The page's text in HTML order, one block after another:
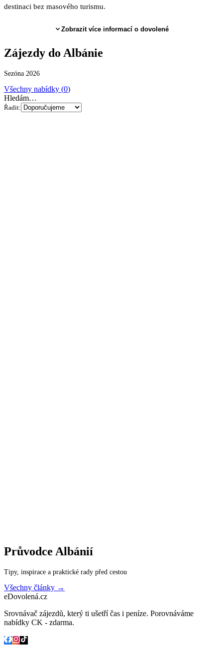
destinaci bez masového turismu.
Zobrazit více informací o dovolené
Zájezdy do Albánie
Sezóna 2026
Všechny nabídky (0)
Hledám…
Řadit:
Průvodce Albánií
Tipy, inspirace a praktické rady před cestou
Všechny články →
eDovolená.cz
Srovnávač zájezdů, který ti ušetří čas i peníze. Porovnáváme
nabídky CK - zdarma.